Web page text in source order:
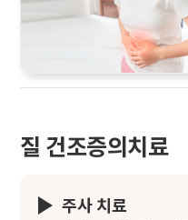
질 건조증의치료
주사 치료